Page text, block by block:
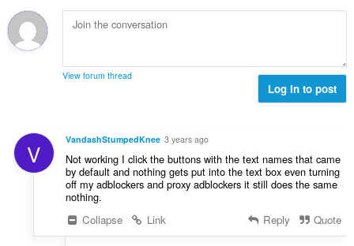
View forum thread
Log in to post
V VandashStumpedKnee 3 years ago
Not working I click the buttons with the text names that came
by default and nothing gets put into the text box even turning
off my adblockers and proxy adblockers it still does the same
nothing.
Collapse
Link Reply Quote